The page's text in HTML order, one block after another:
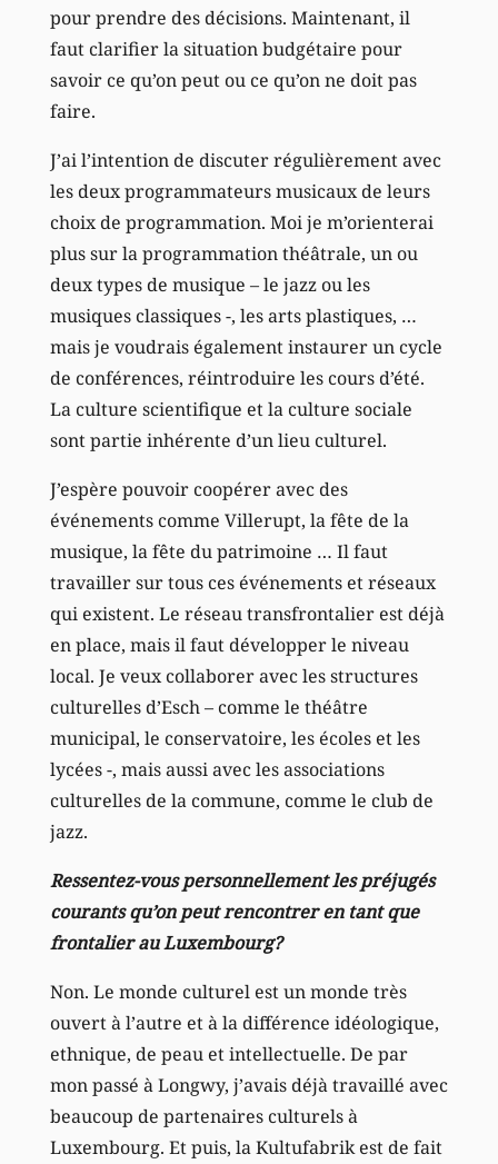
pour prendre des décisions. Maintenant, il
faut clarifier la situation budgétaire pour
savoir ce qu’on peut ou ce qu’on ne doit pas
faire.
J’ai l’intention de discuter régulièrement avec
les deux programmateurs musicaux de leurs
choix de programmation. Moi je m’orienterai
plus sur la programmation théâtrale, un ou
deux types de musique – le jazz ou les
musiques classiques -, les arts plastiques, …
mais je voudrais également instaurer un cycle
de conférences, réintroduire les cours d’été.
La culture scientifique et la culture sociale
sont partie inhérente d’un lieu culturel.
J’espère pouvoir coopérer avec des
événements comme Villerupt, la fête de la
musique, la fête du patrimoine … Il faut
travailler sur tous ces événements et réseaux
qui existent. Le réseau transfrontalier est déjà
en place, mais il faut développer le niveau
local. Je veux collaborer avec les structures
culturelles d’Esch – comme le théâtre
municipal, le conservatoire, les écoles et les
lycées -, mais aussi avec les associations
culturelles de la commune, comme le club de
jazz.
Ressentez-vous personnellement les préjugés
courants qu’on peut rencontrer en tant que
frontalier au Luxembourg?
Non. Le monde culturel est un monde très
ouvert à l’autre et à la différence idéologique,
ethnique, de peau et intellectuelle. De par
mon passé à Longwy, j’avais déjà travaillé avec
beaucoup de partenaires culturels à
Luxembourg. Et puis, la Kultufabrik est de fait